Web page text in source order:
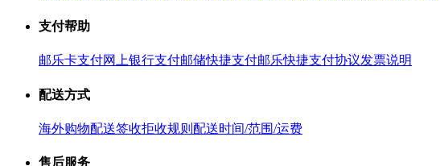
支付帮助
邮乐卡支付网上银行支付邮储快捷支付邮乐快捷支付协议发票说明
配送方式
海外购物配送签收拒收规则 配送时间/范围/运费
售后服务